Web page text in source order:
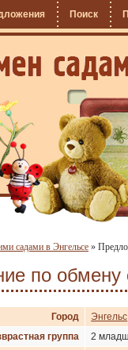
Поиск
садами в Энгельсе »
по
Город
Энгельс
группа
2